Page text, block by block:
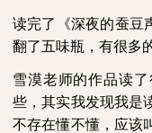
读完了《深夜的蚕豆
翻了五味瓶，有很多
雪漠老师的作品读
些，其实我发现我是
不存在懂不懂，应该